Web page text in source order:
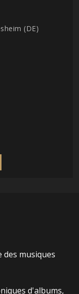
(DE)
des musiques
d'albums,